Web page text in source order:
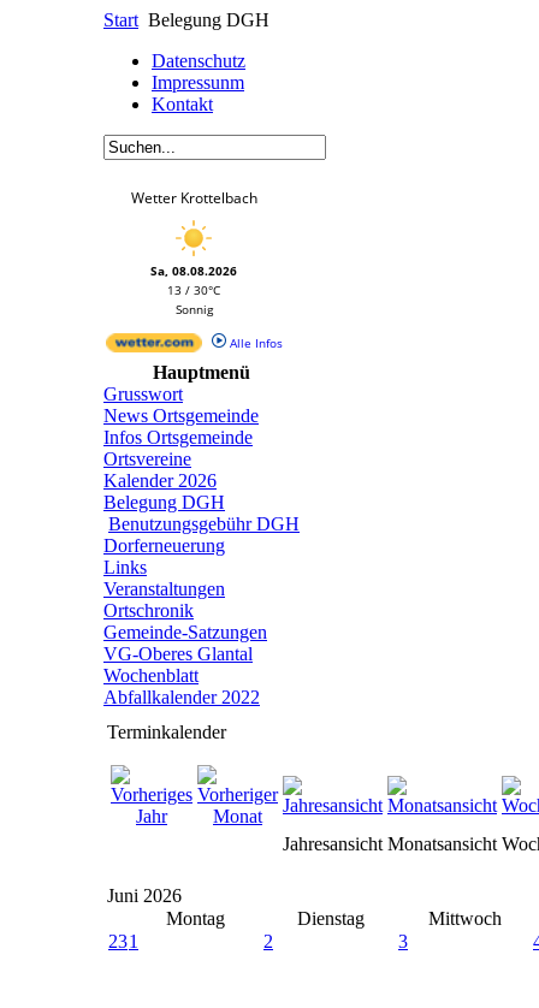
Start Belegung DGH
Datenschutz
Impressunm
Kontakt
Wetter Krottelbach
Sa, 08.08.2026
13 / 30°C
Sonnig
Alle Infos
Hauptmenü
Grusswort
News Ortsgemeinde
Infos Ortsgemeinde
Ortsvereine
Kalender 2026
Belegung DGH
Benutzungsgebühr DGH
Dorferneuerung
Links
Veranstaltungen
Ortschronik
Gemeinde-Satzungen
VG-Oberes Glantal
Wochenblatt
Abfallkalender 2022
Terminkalender
Jahresansicht Monatsansicht
Juni 2026
Montag
Dienstag
Mittwoch
231 2 3